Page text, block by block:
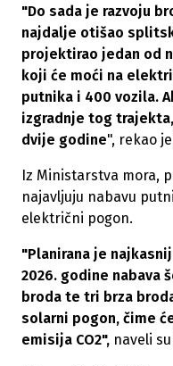
"Do sada je razvoju
najdalje otišao
projektirao jedan od
koji će moći na
putnika i 400 vozila.
izgradnje tog
dvije godine", rekao
Iz Ministarstva mora,
najavljuju nabavu
električni pogon.
"Planirana je
2026. godine nabava
broda te tri brza
solarni pogon, čime
emisija CO2", naveli